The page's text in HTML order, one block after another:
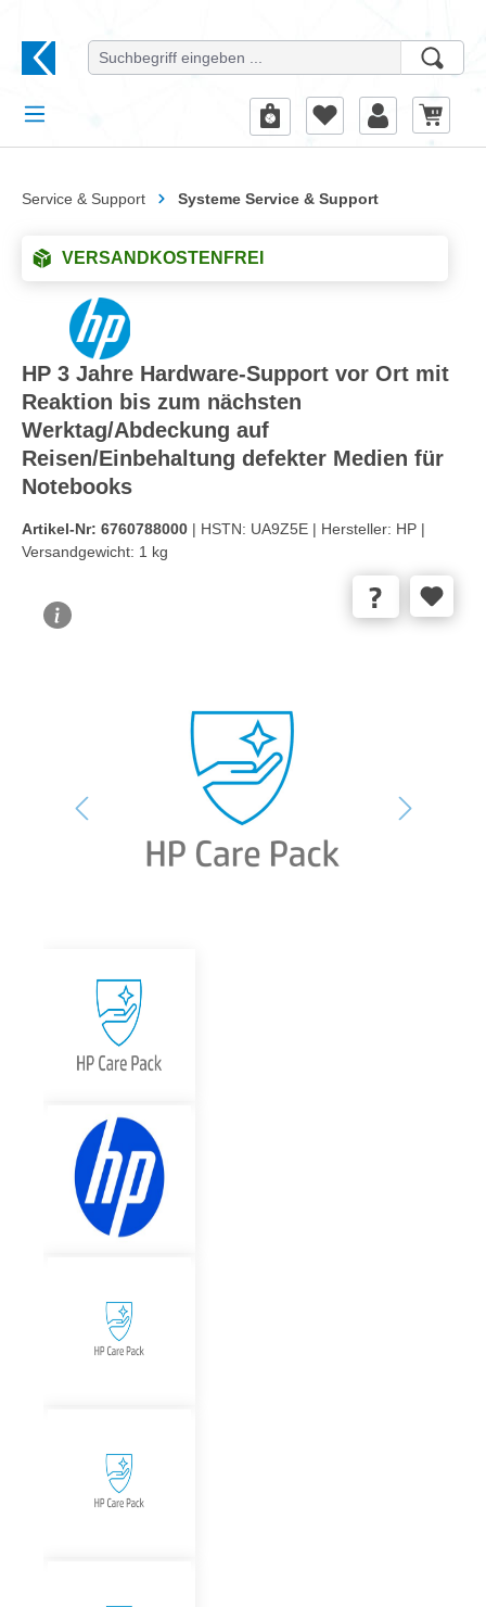
Service & Support Systeme Service & Support
VERSANDKOSTENFREI
HP 3 Jahre Hardware-Support vor Ort mit
Reaktion bis zum nächsten
Werktag/Abdeckung auf
Reisen/Einbehaltung defekter Medien für
Notebooks
Artikel-Nr: 6760788000 | HSTN: UA9Z5E | Hersteller: HP |
Versandgewicht: 1 kg